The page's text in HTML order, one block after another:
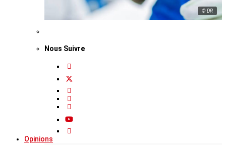
© DR
Nous Suivre
Opinions